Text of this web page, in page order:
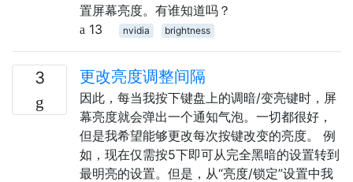
置屏幕亮度。有谁知道吗？
13
nvidia brightness
3 更改亮度调整间隔
因此，每当我按下键盘上的调暗/变亮键时，屏
幕亮度就会弹出一个通知气泡。一切都很好，
但是我希望能够更改每次按键改变的亮度。 例
如，现在仅需按5下即可从完全黑暗的设置转到
最明亮的设置。但是，从“亮度/锁定”设置中我